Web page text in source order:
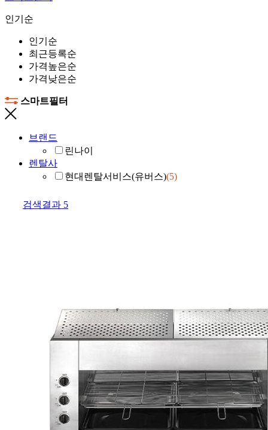
인기순
인기순
최근등록순
가격높은순
가격낮은순
스마트필터
브랜드
린나이
렌탈사
현대렌탈서비스(유버스)(5)
검색결과 5